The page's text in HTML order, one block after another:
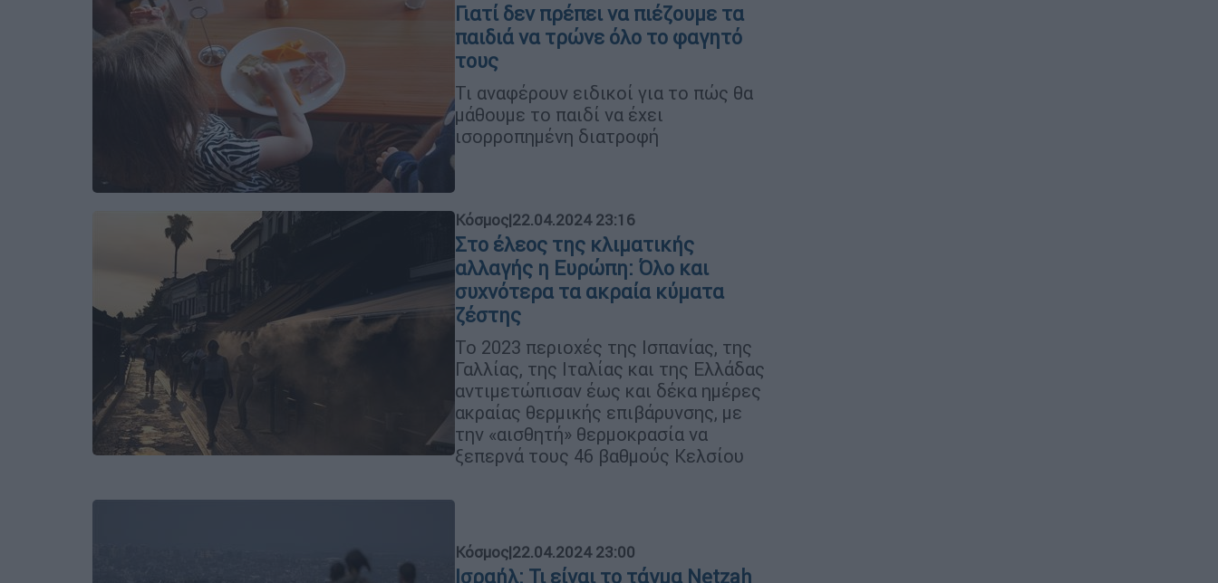
Γιατί δεν πρέπει να πιέζουμε τα
παιδιά να τρώνε όλο το φαγητό
τους
Τι αναφέρουν ειδικοί για το πώς θα
μάθουμε το παιδί να έχει
ισορροπημένη διατροφή
Κόσμος|22.04.2024 23:16
Στο έλεος της κλιματικής
αλλαγής η Ευρώπη: Όλο και
συχνότερα τα ακραία κύματα
ζέστης
Το 2023 περιοχές της Ισπανίας, της
Γαλλίας, της Ιταλίας και της Ελλάδας
αντιμετώπισαν έως και δέκα ημέρες
ακραίας θερμικής επιβάρυνσης, με
την «αισθητή» θερμοκρασία να
ξεπερνά τους 46 βαθμούς Κελσίου
Κόσμος|22.04.2024 23:00
Ισραήλ: Τι είναι το τάγμα Netzah